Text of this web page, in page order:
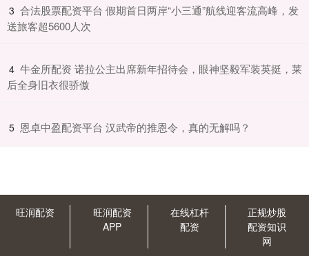
3 ​合法股票配资平台 假期首日两岸“小三通”航线迎客流高峰，发
送旅客超5600人次
4 ​牛金所配资 诺拉公主出席新年招待会，眼神坚毅军装英挺，莱
后全身旧衣很骄傲
5 ​恩卓中盈配资平台 汉武帝的推恩令，真的无解吗？
旺润配资
旺润配资
APP
在线杠杆
配资
正规炒股
配资知识
网